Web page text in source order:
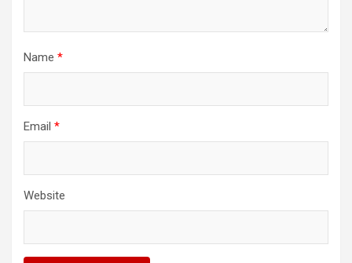
Name *
Email *
Website